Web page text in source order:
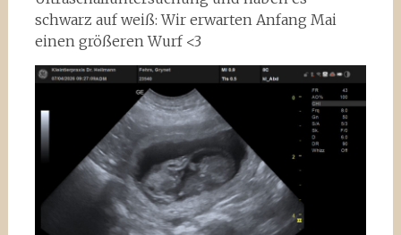
schwarz auf weiß: Wir erwarten Anfang Mai
einen größeren Wurf <3